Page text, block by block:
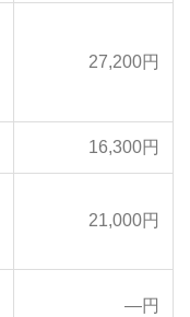
27,200円
16,300円
21,000円
―円